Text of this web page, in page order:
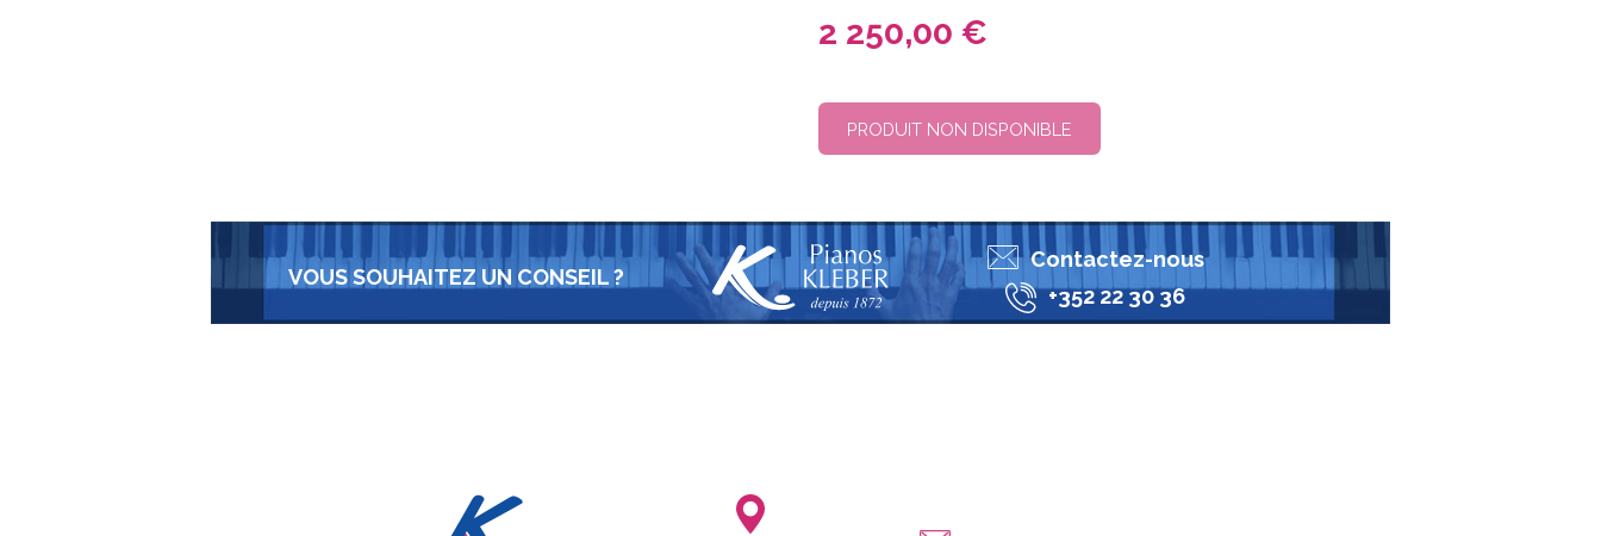
2 250,00 €
PRODUIT NON DISPONIBLE
VOUS SOUHAITEZ UN CONSEIL ?
Contactez-nous
+352 22 30 36